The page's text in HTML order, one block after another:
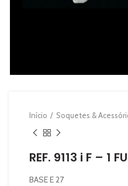
Início Soquetes &
REF. 9113 i F – 1
BASE E 27